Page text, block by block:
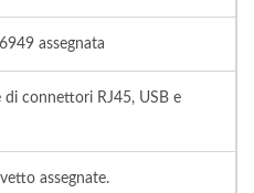
assegnata
di connettori RJ45, USB e
assegnate.